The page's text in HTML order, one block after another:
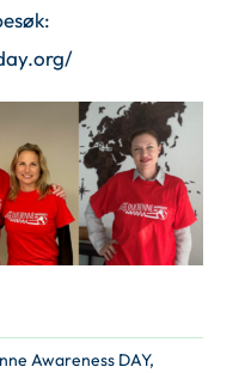
Awareness DAY,